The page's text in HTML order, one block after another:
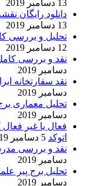
13 دسامبر 2019
دانلود رایگان
13 دسامبر 2019
تحلیل و بررسی
12 دسامبر 2019
نقد و بررسی
دسامبر 2019
نقد سفارتخانه
دسامبر 2019
تحلیل معماری
دسامبر 2019
اتوکد 5 دسامبر 2019
نقد و بررسی
دسامبر 2019
تحلیل برج پیر
دسامبر 2019